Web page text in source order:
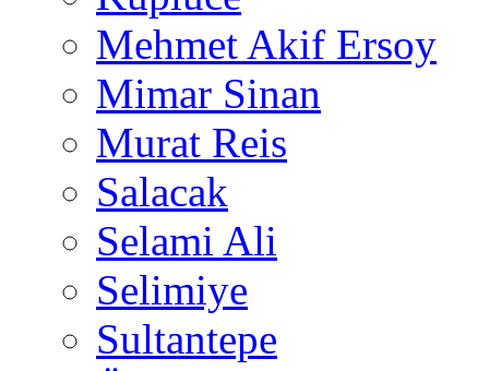
Mehmet Akif Ersoy
Mimar Sinan
Murat Reis
Salacak
Selami Ali
Selimiye
Sultantepe